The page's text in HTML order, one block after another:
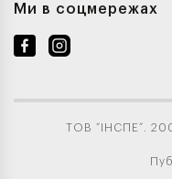
Ми в соцмережах
ТОВ “ІНСПЕ”.